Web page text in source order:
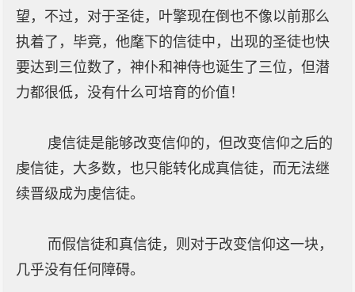
望，不过，对于圣徒，叶擎现在倒也不像以前那么
执着了，毕竟，他麾下的信徒中，出现的圣徒也快
要达到三位数了，神仆和神侍也诞生了三位，但潜
力都很低，没有什么可培育的价值！
虔信徒是能够改变信仰的，但改变信仰之后的
虔信徒，大多数，也只能转化成真信徒，而无法继
续晋级成为虔信徒。
而假信徒和真信徒，则对于改变信仰这一块，
几乎没有任何障碍。